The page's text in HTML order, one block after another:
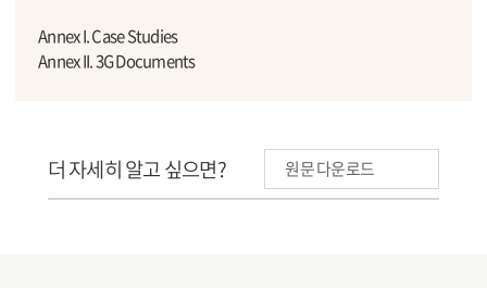
Annex I. Case Studies
Annex II. 3G Documents
더 자세히 알고 싶으면? 원문 다운로드